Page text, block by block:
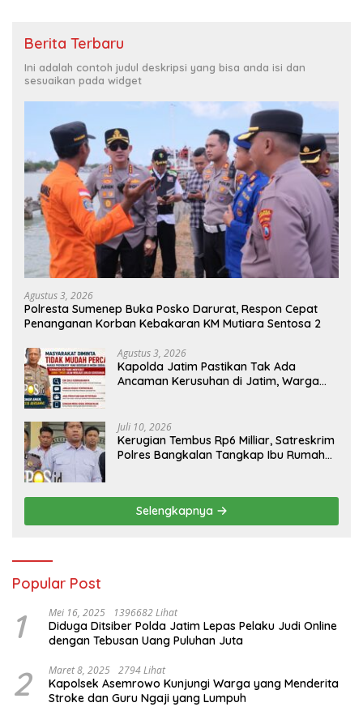
Berita Terbaru
Ini adalah contoh judul deskripsi yang bisa anda isi dan
sesuaikan pada widget
Agustus 3, 2026
Polresta Sumenep Buka Posko Darurat, Respon Cepat
Penanganan Korban Kebakaran KM Mutiara Sentosa 2
Agustus 3, 2026
Kapolda Jatim Pastikan Tak Ada
Ancaman Kerusuhan di Jatim, Warga
Juli 10, 2026
Kerugian Tembus Rp6 Milliar, Satreskrim
Polres Bangkalan Tangkap Ibu Rumah
Selengkapnya
Popular Post
1 Mei 16, 2025 1396682 Lihat
Diduga Ditsiber Polda Jatim Lepas Pelaku Judi Online
dengan Tebusan Uang Puluhan Juta
2 Maret 8, 2025 2794 Lihat
Kapolsek Asemrowo Kunjungi Warga yang Menderita
Stroke dan Guru Ngaji yang Lumpuh